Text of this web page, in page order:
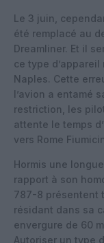
Le 3 juin,
été remplacé au
Dreamliner. Et il
ce type
Naples. Cette
l’avion a entamé
restriction, les
attente le temps
vers Rome
Hormis une
rapport à son
787-8 présentent
résidant dans sa
envergure de 60
Autoriser un type